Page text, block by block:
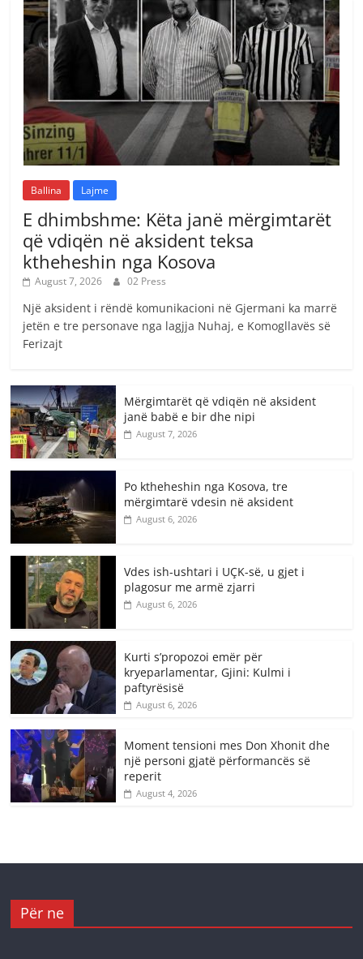
Ballina Lajme
E dhimbshme: Këta janë mërgimtarët
që vdiqën në aksident teksa
ktheheshin nga Kosova
August 7, 2026 02 Press
Një aksident i rëndë komunikacioni në Gjermani ka marrë
jetën e tre personave nga lagjja Nuhaj, e Komogllavës së
Ferizajt
Mërgimtarët që vdiqën në aksident
janë babë e bir dhe nipi
August 7, 2026
Po ktheheshin nga Kosova, tre
mërgimtarë vdesin në aksident
August 6, 2026
Vdes ish-ushtari i UÇK-së, u gjet i
plagosur me armë zjarri
August 6, 2026
Kurti s’propozoi emër për
kryeparlamentar, Gjini: Kulmi i
paftyrësisë
August 6, 2026
Moment tensioni mes Don Xhonit dhe
një personi gjatë përformancës së
reperit
August 4, 2026
Për ne